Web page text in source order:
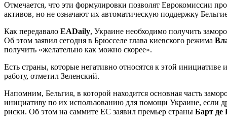
Отмечается, что эти формулировки позволят Еврокомиссии
активов, но не означают их автоматическую поддержку
Как передавало EADaily, Украине необходимо получить
Об этом заявил сегодня в Брюсселе глава киевского режима
получить «желательно как можно скорее».
Есть страны, которые негативно относятся к этой
работу, отметил Зеленский.
Напомним, Бельгия, в которой находится основная часть
инициативу по их использованию для помощи Украине, если
риски. Об этом на саммите ЕС заявил премьер страны Барт де